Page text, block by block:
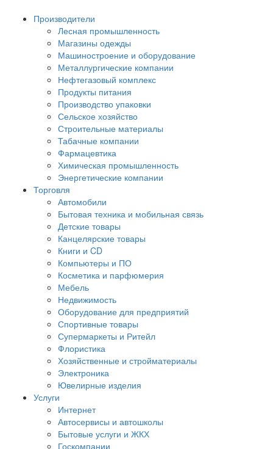
Производители
Лесная промышленность
Магазины одежды
Машиностроение и оборудование
Металлургические компании
Нефтегазовый комплекс
Продукты питания
Производство упаковки
Сельское хозяйство
Строительные материалы
Табачные компании
Фармацевтика
Химическая промышленность
Энергетические компании
Торговля
Автомобили
Бытовая техника и мобильная связь
Детские товары
Канцелярские товары
Книги и CD
Компьютеры и ПО
Косметика и парфюмерия
Мебель
Недвижимость
Оборудование для предприятий
Спортивные товары
Супермаркеты и Ритейл
Флористика
Хозяйственные и стройматериалы
Электроника
Ювелирные изделия
Услуги
Интернет
Автосервисы и автошколы
Бытовые услуги и ЖКХ
Госкомпании